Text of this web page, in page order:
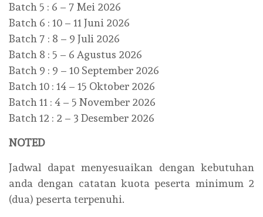
Batch 5 : 6 – 7 Mei 2026
Batch 6 : 10 – 11 Juni 2026
Batch 7 : 8 – 9 Juli 2026
Batch 8 : 5 – 6 Agustus 2026
Batch 9 : 9 – 10 September 2026
Batch 10 : 14 – 15 Oktober 2026
Batch 11 : 4 – 5 November 2026
Batch 12 : 2 – 3 Desember 2026
NOTED
Jadwal dapat menyesuaikan dengan kebutuhan
anda dengan catatan kuota peserta minimum 2
(dua) peserta terpenuhi.